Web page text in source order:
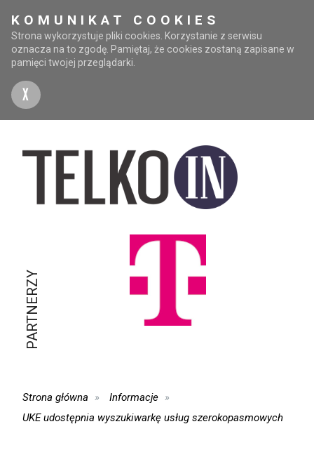
KOMUNIKAT COOKIES
Strona wykorzystuje pliki cookies. Korzystanie z serwisu
oznacza na to zgodę. Pamiętaj, że cookies zostaną zapisane w
pamięci twojej przeglądarki.
X
PARTNERZY
Strona główna
Informacje
UKE udostępnia wyszukiwarkę usług szerokopasmowych